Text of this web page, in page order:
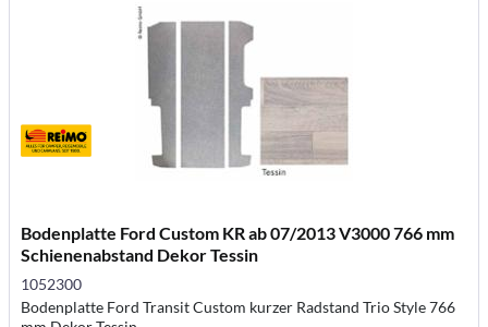
Bodenplatte Ford Custom KR ab 07/2013 V3000 766 mm
Schienenabstand Dekor Tessin
1052300
Bodenplatte Ford Transit Custom kurzer Radstand Trio Style 766